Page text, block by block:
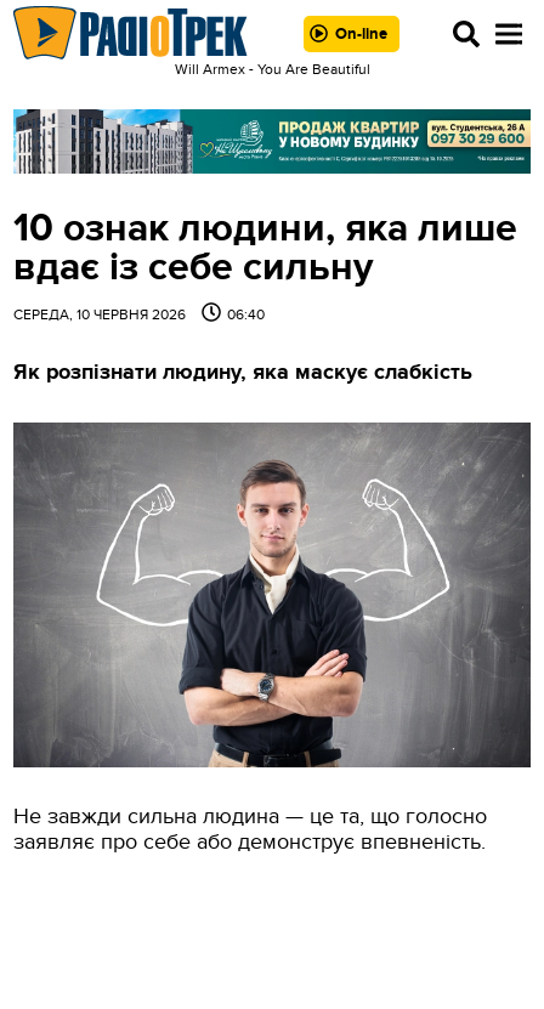
On-line
Will Armex - You Are Beautiful
10 ознак людини, яка лише
вдає із себе сильну
СЕРЕДА, 10 ЧЕРВНЯ 2026 06:40
Як розпізнати людину, яка маскує слабкість
Не завжди сильна людина — це та, що голосно
заявляє про себе або демонструє впевненість.